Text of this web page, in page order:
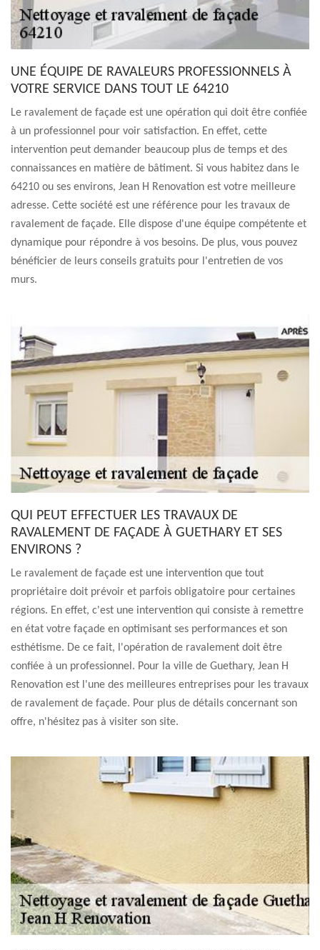
UNE ÉQUIPE DE RAVALEURS PROFESSIONNELS À
VOTRE SERVICE DANS TOUT LE 64210
Le ravalement de façade est une opération qui doit être confiée
à un professionnel pour voir satisfaction. En effet, cette
intervention peut demander beaucoup plus de temps et des
connaissances en matière de bâtiment. Si vous habitez dans le
64210 ou ses environs, Jean H Renovation est votre meilleure
adresse. Cette société est une référence pour les travaux de
ravalement de façade. Elle dispose d'une équipe compétente et
dynamique pour répondre à vos besoins. De plus, vous pouvez
bénéficier de leurs conseils gratuits pour l'entretien de vos
murs.
QUI PEUT EFFECTUER LES TRAVAUX DE
RAVALEMENT DE FAÇADE À GUETHARY ET SES
ENVIRONS ?
Le ravalement de façade est une intervention que tout
propriétaire doit prévoir et parfois obligatoire pour certaines
régions. En effet, c'est une intervention qui consiste à remettre
en état votre façade en optimisant ses performances et son
esthétisme. De ce fait, l'opération de ravalement doit être
confiée à un professionnel. Pour la ville de Guethary, Jean H
Renovation est l'une des meilleures entreprises pour les travaux
de ravalement de façade. Pour plus de détails concernant son
offre, n'hésitez pas à visiter son site.